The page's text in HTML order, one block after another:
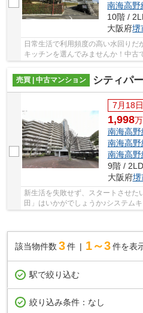
南海高野
10階 /
大阪府堺
日常生活で利用頻度の高い水回り
キッチンを選んでみませんか！中古
売買 | 中古マンション
シティパ
7月18
1,998万
南海高野
南海高野
南海高野
9階 /
大阪府堺
新生活を失敗せず、スタートさせた
田」はいかがでしょうか♪システム
該当物件数 3件 1～3 件を表
駅で絞り込む
絞り込み条件： なし